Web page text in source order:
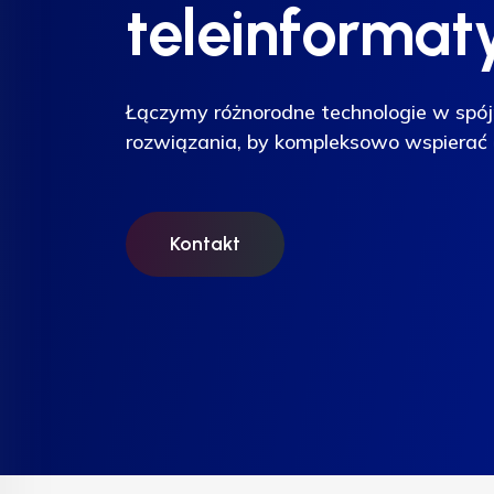
Łączymy różnorodne technologie w
rozwiązania, by kompleksowo
Kontakt
Łączymy różnorodne technologie w
rozwiązania, by kompleksowo
Kontakt
Łączymy różnorodne technologie w
rozwiązania, by kompleksowo
Kontakt